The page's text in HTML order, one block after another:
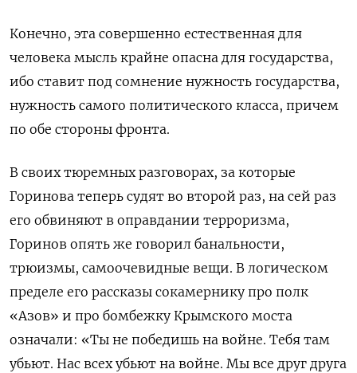
Конечно, эта совершенно естественная для
человека мысль крайне опасна для государства,
ибо ставит под сомнение нужность государства,
нужность самого политического класса, причем
по обе стороны фронта.
В своих тюремных разговорах, за которые
Горинова теперь судят во второй раз, на сей раз
его обвиняют в оправдании терроризма,
Горинов опять же говорил банальности,
трюизмы, самоочевидные вещи. В логическом
пределе его рассказы сокамернику про полк
«Азов» и про бомбежку Крымского моста
означали: «Ты не победишь на войне. Тебя там
убьют. Нас всех убьют на войне. Мы все друг друга